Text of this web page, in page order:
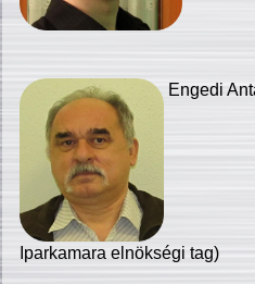
Engedi
Iparkamara elnökségi tag)